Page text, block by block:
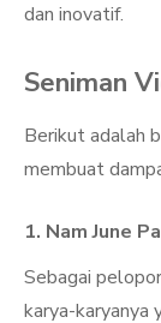
dan inovatif.
Seniman
Berikut adalah
membuat
1. Nam June
Sebagai
karya-karyanya